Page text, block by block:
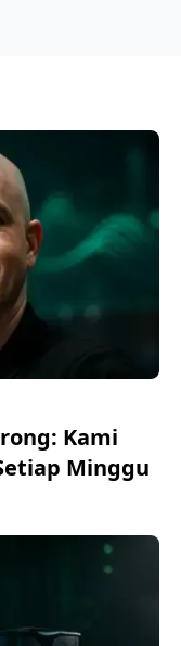
Kami
Minggu